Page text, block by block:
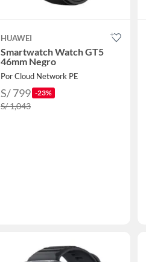
HUAWEI
Smartwatch Watch GT5
46mm Negro
Por Cloud Network PE
S/ 799 -23%
S/ 1,043